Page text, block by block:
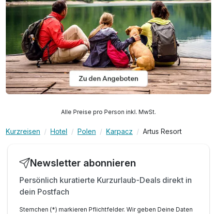
Alle Preise pro Person inkl. MwSt.
Kurzreisen Hotel Polen Karpacz Artus Resort
Newsletter abonnieren
Persönlich kuratierte Kurzurlaub-Deals direkt in
dein Postfach
Sternchen (*) markieren Pflichtfelder. Wir geben Deine Daten